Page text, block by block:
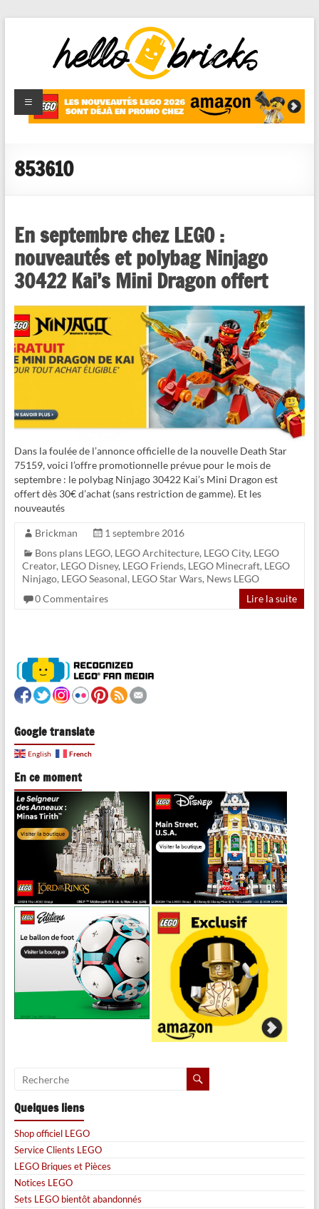
HelloBricks
Blog LEGO,
nouveaut�s
reviews
853610
En septembre chez LEGO :
nouveautés et polybag Ninjago
30422 Kai’s Mini Dragon offert
Dans la foulée de l’annonce officielle de la nouvelle Death Star
75159, voici l’offre promotionnelle prévue pour le mois de
septembre : le polybag Ninjago 30422 Kai’s Mini Dragon est
offert dès 30€ d’achat (sans restriction de gamme). Et les
nouveautés
Brickman
1 septembre 2016
Bons plans LEGO, LEGO Architecture, LEGO City, LEGO
Creator, LEGO Disney, LEGO Friends, LEGO Minecraft, LEGO
Ninjago, LEGO Seasonal, LEGO Star Wars, News LEGO
0 Commentaires
Lire la suite
Google translate
English French
En ce moment
Quelques liens
Shop officiel LEGO
Service Clients LEGO
LEGO Briques et Pièces
Notices LEGO
Sets LEGO bientôt abandonnés